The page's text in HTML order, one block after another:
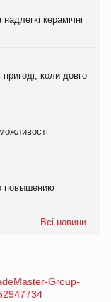
керамічні
коли довго
повышению
Всі новини